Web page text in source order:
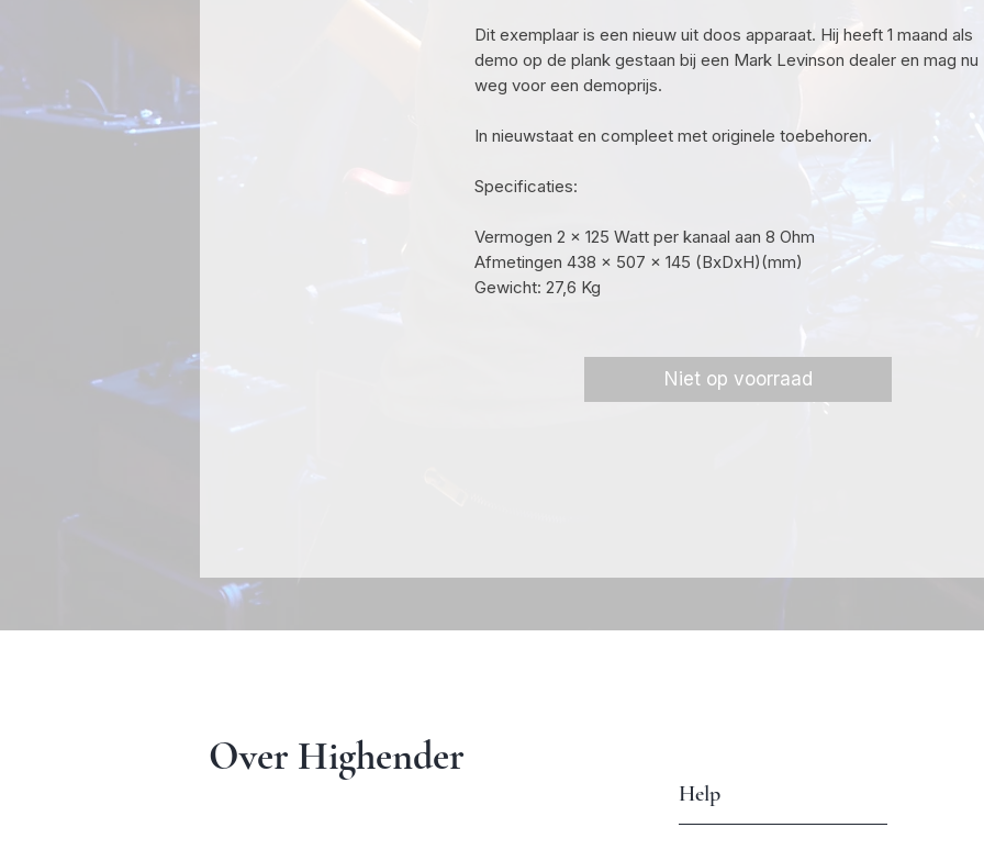
Dit exemplaar is een nieuw uit doos apparaat. Hij heeft 1 maand als
demo op de plank gestaan bij een Mark Levinson dealer en mag nu
weg voor een demoprijs.
In nieuwstaat en compleet met originele toebehoren.
Specificaties:
Vermogen 2 x 125 Watt per kanaal aan 8 Ohm
Afmetingen 438 x 507 x 145 (BxDxH)(mm)
Gewicht: 27,6 Kg
Niet op voorraad
Over Highender
Help